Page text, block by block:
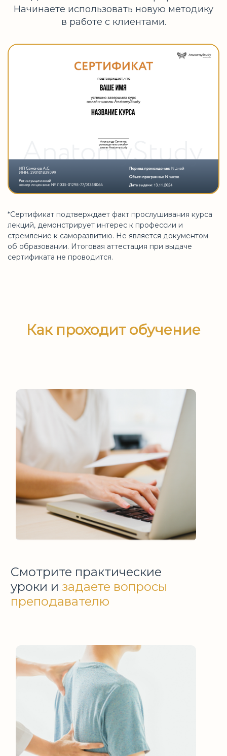
Начинаете использовать новую методику
в работе с клиентами.
*Сертификат подтверждает факт прослушивания курса
лекций, демонстрирует интерес к профессии и
стремление к саморазвитию. Не является документом
об образовании. Итоговая аттестация при выдаче
сертификата не проводится.
Как проходит обучение
Смотрите практические
уроки и задаете вопросы
преподавателю